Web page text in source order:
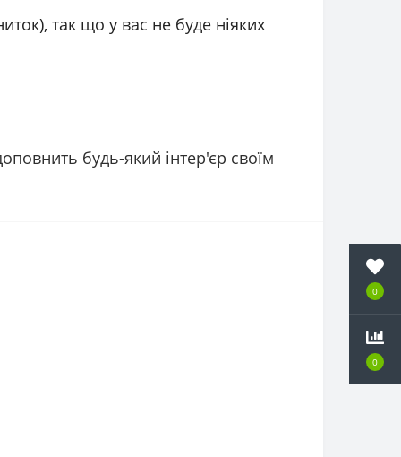
0
0
так що у вас не буде ніяких
будь-який інтер'єр своїм